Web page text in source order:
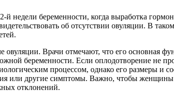
недели беременности, когда выработка
об отсутствии овуляции. В
Врачи отмечают, что его основная
беременности. Если оплодотворение не
процессом, однако его размеры и
или другие симптомы. Важно, чтобы женщины
отклонений.